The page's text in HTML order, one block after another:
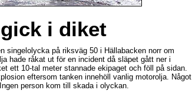
i diket
singelolycka på riksväg 50 i Hällabacken norr om
hade råkat ut för en incident då släpet gått ner i
ett 10-tal meter stannade ekipaget och föll på sidan.
eftersom tanken innehöll vanlig motorolja. Något
person kom till skada i olyckan.